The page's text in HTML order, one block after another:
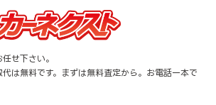
せ下さい。
は無料です。まずは無料査定から。お電話一本で